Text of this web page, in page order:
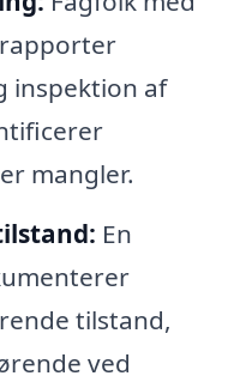
inspektion af
mangler.
En
tilstand,
ved